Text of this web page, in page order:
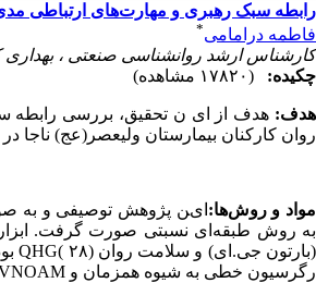
راﺑﻄﻪ ﺳﺒﮏ رﻫﺒﺮی و ﻣﻬﺎرتﻫﺎی ارﺗﺒﺎﻃﯽ
فاطمه درامامی*
ﮐﺎرﺷﻨﺎس ارﺷﺪ رواﻧﺸﻨﺎﺳﯽ ﺻﻨﻌﺘﯽ ، ﺑﻬﺪاری
چکیده:
(۱۷۸۲۰ مشاهده)
ﻫﺪف: هدف از ای ن تحقیق، بررسی رابطه
روان کارکنان بیمارستان ولیعصر(عج) ناجا
ﻣﻮ د وروشﻫﺎ: ایﻦ ﭘﮋوﻫﺶ ﺗﻮﺻﯿﻔﯽ و ﺑﻪ
ﺑﻪ روش ﻃﺒﻘﻪای ﻧﺴﺒﺘﯽ ﺻﻮرت ﮔﺮﻓﺖ.
)ﺑﺎرﺗﻮن ﺟﯽ. ای( و ﺳﻼﻣﺖ روان (۲۸ (
G
H
Q
رﮔﺮﺳﯿﻮن ﺧﻄﯽ ﺑﻪ ﺷﯿﻮه ﻫﻤﺰﻣﺎن و M
A
NO